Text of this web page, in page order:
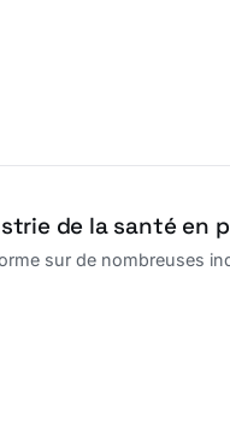
de la santé en
sur de nombreuses